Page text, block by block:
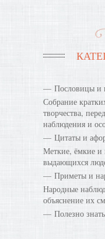
Пословицы и
Собрание
творчества,
наблюдения и
Цитаты и
Меткие, ёмкие и
выдающихся
Приметы и
Народные
объяснение их
Полезно знать